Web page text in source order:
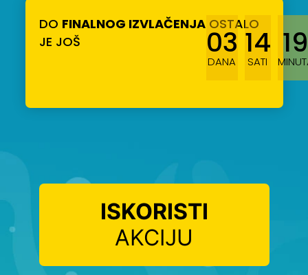
DO FINALNOG IZVLAČENJAOSTALO
JE JOŠ
03
DANA
14
SATI
19
ISKORISTI
AKCIJU